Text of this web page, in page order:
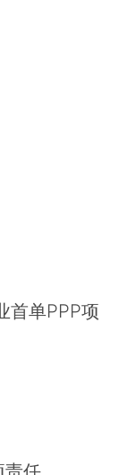
首单PPP项